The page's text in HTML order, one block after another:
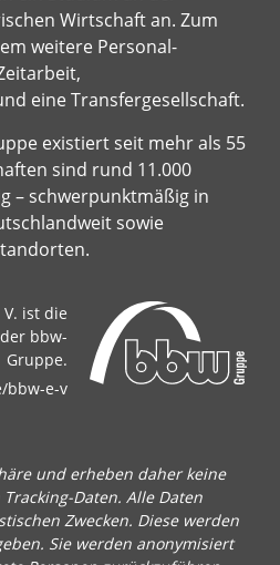
Wirtschaft an. Zum
weitere Personal-
eine Transfergesellschaft.
existiert seit mehr als 55
sind rund 11.000
– schwerpunktmäßig in
sowie
ist die
bbw-
Gruppe.
bbw-e-v
und erheben daher keine
Daten. Alle Daten
Zwecken. Diese werden
Sie werden anonymisiert